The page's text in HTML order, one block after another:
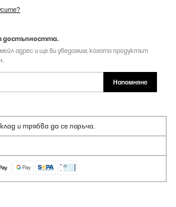
достъпността.
адрес и ще ви уведомим, когато продуктът
Напомняне
и трябва да се поръча.